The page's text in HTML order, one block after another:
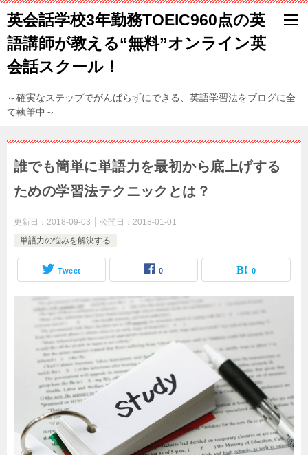
英会話学校3年勤務TOEIC960点の英
語講師が教える“無料”オンライン英
会話スクール！
～確実なステップでがんばらずにできる、英語学習法をブログに全
て執筆中～
誰でも簡単に単語力を最初から底上げする
ための学習法テクニックとは？
更新日： 2018-09-03 公開日： 2018-01-01
単語力の悩みを解決する
Tweet 0 0